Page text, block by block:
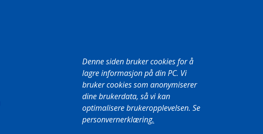
Denne siden bruker cookies for å
lagre informasjon på din PC. Vi
bruker cookies som anonymiserer
dine brukerdata, så vi kan
optimalisere brukeropplevelsen. Se
personvernerklæring.